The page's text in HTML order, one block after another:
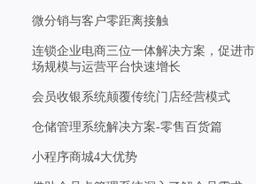
微分销与客户零距离接触
连锁企业电商三位一体解决方案，促进市
场规模与运营平台快速增长
会员收银系统颠覆传统门店经营模式
仓储管理系统解决方案-零售百货篇
小程序商城4大优势